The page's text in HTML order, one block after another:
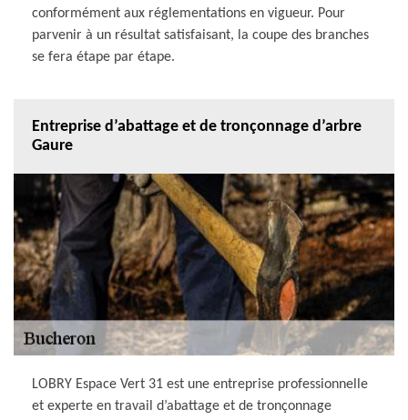
conformément aux réglementations en vigueur. Pour
parvenir à un résultat satisfaisant, la coupe des branches
se fera étape par étape.
Entreprise d’abattage et de tronçonnage d’arbre
Gaure
LOBRY Espace Vert 31 est une entreprise professionnelle
et experte en travail d’abattage et de tronçonnage